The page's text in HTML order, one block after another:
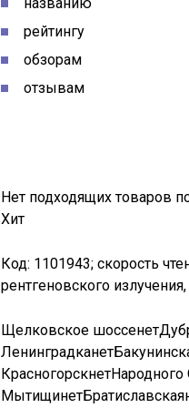
рейтингу
обзорам
отзывам
Нет подходящих товаров
Хит
Код: 1101943; скорость
рентгеновского
Щелковское шоссенет
Ленинградканет
КрасногорскнетНародного
МытищинетБратиславская